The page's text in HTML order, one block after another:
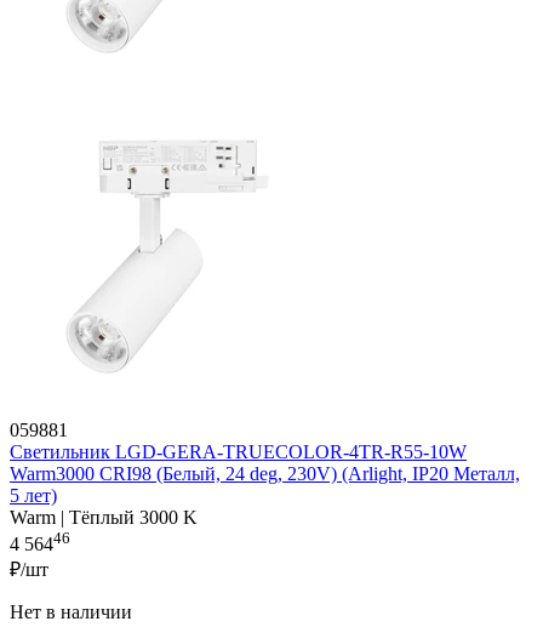
059881
Светильник LGD-GERA-TRUECOLOR-4TR-R55-10W
Warm3000 CRI98 (Белый, 24 deg, 230V) (Arlight, IP20 Металл,
5 лет)
Warm | Тёплый 3000 K
4 56446
₽/шт
Нет в наличии